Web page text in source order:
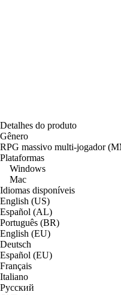
Detalhes do produto
Gênero
RPG massivo multi-jogador
Plataformas
Windows
Mac
Idiomas disponíveis
English (US)
Español (AL)
Português (BR)
English (EU)
Deutsch
Español (EU)
Français
Italiano
Русский